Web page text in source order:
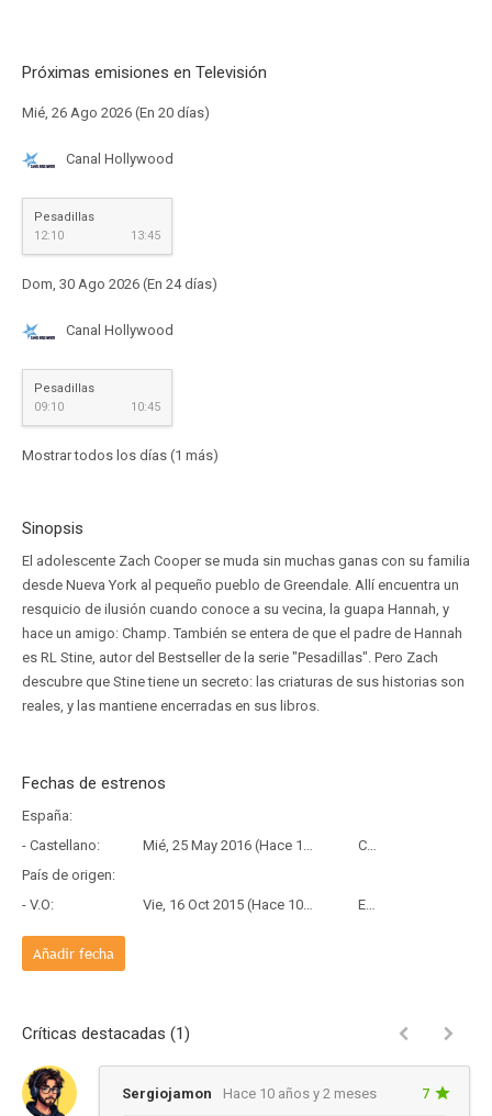
Próximas emisiones en Televisión
Mié, 26 Ago 2026 (En 20 días)
Canal Hollywood
Pesadillas
12:10
13:45
Dom, 30 Ago 2026 (En 24 días)
Canal Hollywood
Pesadillas
09:10
10:45
Mostrar todos los días (1 más)
Sinopsis
El adolescente Zach Cooper se muda sin muchas ganas con su familia
desde Nueva York al pequeño pueblo de Greendale. Allí encuentra un
resquicio de ilusión cuando conoce a su vecina, la guapa Hannah, y
hace un amigo: Champ. También se entera de que el padre de Hannah
es RL Stine, autor del Bestseller de la serie "Pesadillas". Pero Zach
descubre que Stine tiene un secreto: las criaturas de sus historias son
reales, y las mantiene encerradas en sus libros.
Fechas de estrenos
España:
- Castellano:
Mié, 25 May 2016 (Hace 10 años y 2 meses)
Copia Física
País de origen:
- V.O:
Vie, 16 Oct 2015 (Hace 10 años y 9 meses) Estreno
Añadir fecha
Críticas destacadas (1)
Sergiojamon Hace 10 años y 2 meses 7